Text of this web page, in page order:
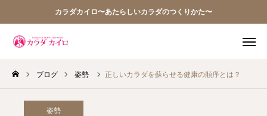
カラダカイロ〜あたらしいカラダのつくりかた〜
ブログ 姿勢 正しいカラダを蘇らせる健康の順序とは？
姿勢
TEL WEB予約
アクセス